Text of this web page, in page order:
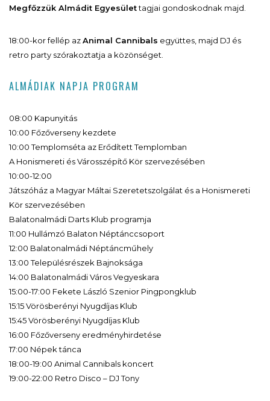
Megfőzzük Almádit Egyesülettagjai gondoskodnak majd.
18:00-kor fellép azAnimal Cannibals együttes, majd DJ és
retro party szórakoztatja a közönséget.
ALMÁDIAK NAPJA PROGRAM
08:00 Kapunyitás
10:00 Főzőverseny kezdete
10:00 Templomséta az Erődített Templomban
A Honismereti és Városszépítő Kör szervezésében
10:00-12:00
Játszóház a Magyar Máltai Szeretetszolgálat és a Honismereti
Kör szervezésében
Balatonalmádi Darts Klub programja
11:00 Hullámzó Balaton Néptánccsoport
12:00 Balatonalmádi Néptáncműhely
13:00 Településrészek Bajnoksága
14:00 Balatonalmádi Város Vegyeskara
15:00-17:00 Fekete László Szenior Pingpongklub
15:15 Vörösberényi Nyugdíjas Klub
15:45 Vörösberényi Nyugdíjas Klub
16:00 Főzőverseny eredményhirdetése
17:00 Népek tánca
18:00-19:00 Animal Cannibals koncert
19:00-22:00 Retro Disco – DJ Tony